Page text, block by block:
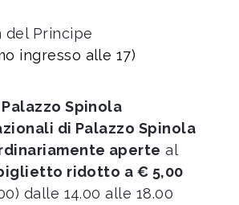
del Principe
ingresso alle 17)
Spinola
di Palazzo Spinola
aperte al
ridotto a € 5,00
dalle 14.00 alle 18.00